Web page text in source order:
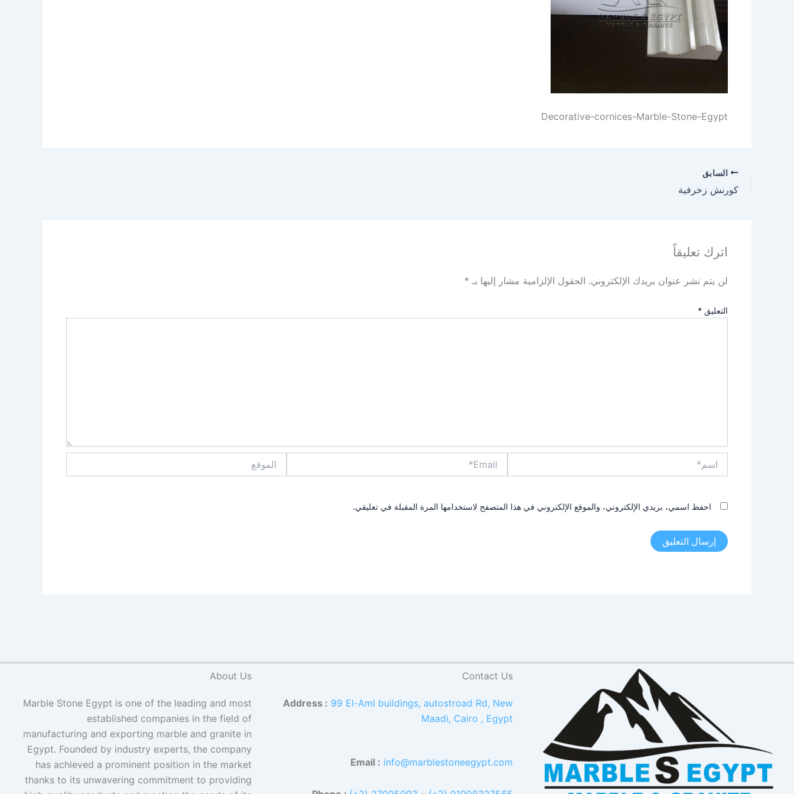
Decorative-cornices-Marble-Stone-Egypt
السابق
كورنش زخرفية
اترك تعليقاً
لن يتم نشر عنوان بريدك الإلكتروني. الحقول الإلزامية مشار إليها بـ *
التعليق *
احفظ اسمي، بريدي الإلكتروني، والموقع الإلكتروني في هذا المتصفح لاستخدامها المرة المقبلة في تعليقي.
Contact Us
Address : 99 El-Aml buildings, autostroad Rd, New
Maadi, Cairo , Egypt
Email : info@marblestoneegypt.com
About Us
Marble Stone Egypt is one of the leading and most
established companies in the field of
manufacturing and exporting marble and granite in
Egypt. Founded by industry experts, the company
has achieved a prominent position in the market
thanks to its unwavering commitment to providing